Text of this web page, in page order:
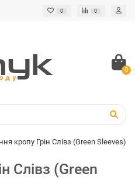
0 0
0
кропу Грін Слівз (Green Sleeves)
Слівз (Green